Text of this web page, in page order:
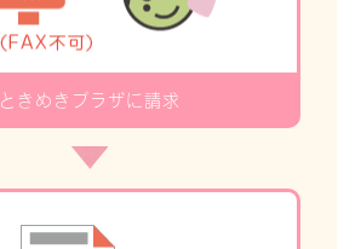
ときめきプラザに請求